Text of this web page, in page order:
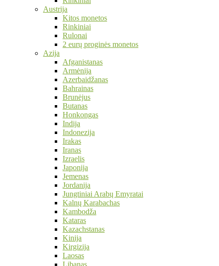
Austrija
Kitos monetos
Rinkiniai
Rulonai
2 eurų proginės monetos
Azija
Afganistanas
Armėnija
Azerbaidžanas
Bahrainas
Brunėjus
Butanas
Honkongas
Indija
Indonezija
Irakas
Iranas
Izraelis
Japonija
Jemenas
Jordanija
Jungtiniai Arabų Emyratai
Kalnų Karabachas
Kambodža
Kataras
Kazachstanas
Kinija
Kirgizija
Laosas